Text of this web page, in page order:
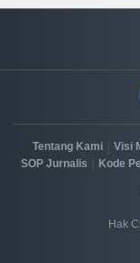
Tentang Kami Visi
SOP Jurnalis Kode
Hak